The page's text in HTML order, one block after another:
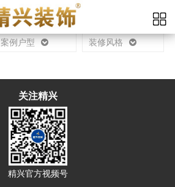
案例户型 装修风格
关注精兴
精兴官方视频号